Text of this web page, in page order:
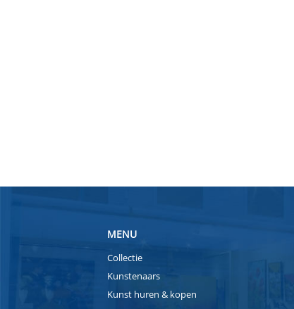
MENU
Collectie
Kunstenaars
Kunst huren & kopen